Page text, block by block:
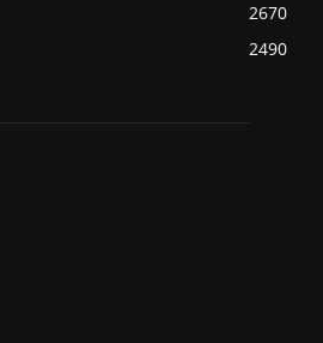
2670
2490